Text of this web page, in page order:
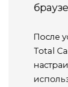
После
Total